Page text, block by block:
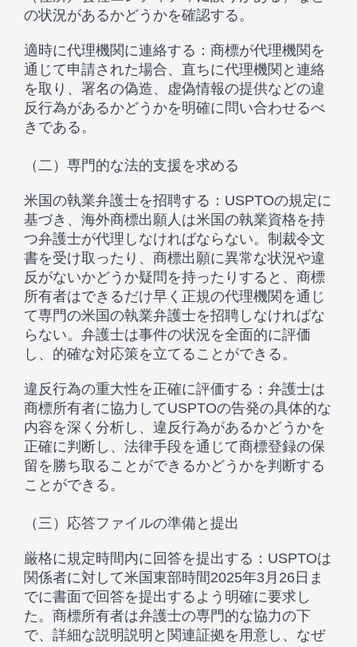
の状況があるかどうかを確認する。
適時に代理機関に連絡する：商標が代理機関を
通じて申請された場合、直ちに代理機関と連絡
を取り、署名の偽造、虚偽情報の提供などの違
反行為があるかどうかを明確に問い合わせるべ
きである。
（二）専門的な法的支援を求める
米国の執業弁護士を招聘する：USPTOの規定に
基づき、海外商標出願人は米国の執業資格を持
つ弁護士が代理しなければならない。制裁令文
書を受け取ったり、商標出願に異常な状況や違
反がないかどうか疑問を持ったりすると、商標
所有者はできるだけ早く正規の代理機関を通じ
て専門の米国の執業弁護士を招聘しなければな
らない。弁護士は事件の状況を全面的に評価
し、的確な対応策を立てることができる。
違反行為の重大性を正確に評価する：弁護士は
商標所有者に協力してUSPTOの告発の具体的な
内容を深く分析し、違反行為があるかどうかを
正確に判断し、法律手段を通じて商標登録の保
留を勝ち取ることができるかどうかを判断する
ことができる。
（三）応答ファイルの準備と提出
厳格に規定時間内に回答を提出する：USPTOは
関係者に対して米国東部時間2025年3月26日ま
でに書面で回答を提出するよう明確に要求し
た。商標所有者は弁護士の専門的な協力の下
で、詳細な説明説明と関連証拠を用意し、なぜ